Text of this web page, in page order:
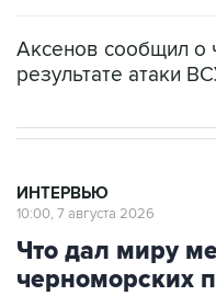
Аксенов сообщил о
результате атаки
ИНТЕРВЬЮ
10:00, 7 августа 2026
Что дал миру
черноморских